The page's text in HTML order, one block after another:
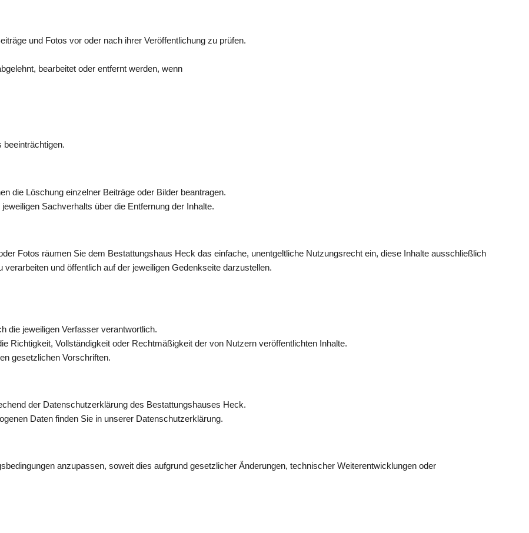
und Fotos vor oder nach ihrer Veröffentlichung zu prüfen.
bearbeitet oder entfernt werden, wenn
beeinträchtigen.
die Löschung einzelner Beiträge oder Bilder beantragen.
Sachverhalts über die Entfernung der Inhalte.
Fotos räumen Sie dem Bestattungshaus Heck das einfache, unentgeltliche Nutzungsrecht ein, diese Inhalte ausschließlich
und öffentlich auf der jeweiligen Gedenkseite darzustellen.
die jeweiligen Verfasser verantwortlich.
Richtigkeit, Vollständigkeit oder Rechtmäßigkeit der von Nutzern veröffentlichten Inhalte.
gesetzlichen Vorschriften.
der Datenschutzerklärung des Bestattungshauses Heck.
Daten finden Sie in unserer Datenschutzerklärung.
anzupassen, soweit dies aufgrund gesetzlicher Änderungen, technischer Weiterentwicklungen oder